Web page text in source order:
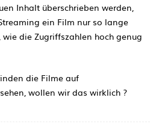
Inhalt überschrieben werden,
ein Film nur so lange
die Zugriffszahlen hoch genug
die Filme auf
wollen wir das wirklich ?